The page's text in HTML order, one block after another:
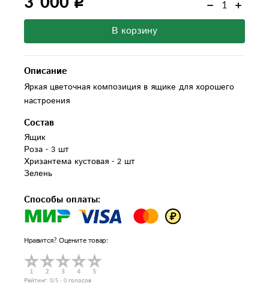
В корзину
Описание
Яркая цветочная композиция в ящике для хорошего
настроения
Состав
Ящик
Роза - 3 шт
Хризантема кустовая - 2 шт
Зелень
Способы оплаты:
Нравится? Оцените товар:
Рейтинг: 0/5 - 0 голосов